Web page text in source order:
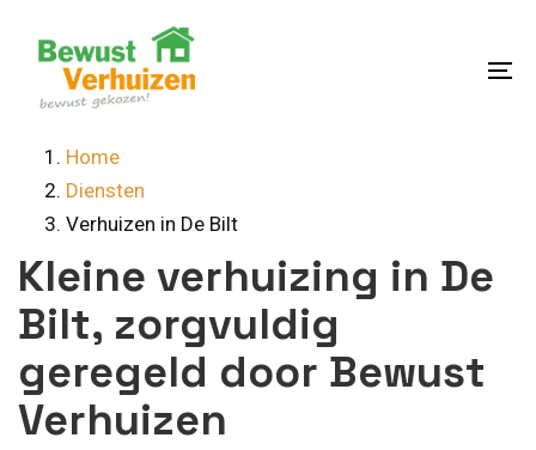
content
Home
Diensten
Verhuizen in De Bilt
Kleine verhuizing in De
Bilt, zorgvuldig
geregeld door Bewust
Verhuizen